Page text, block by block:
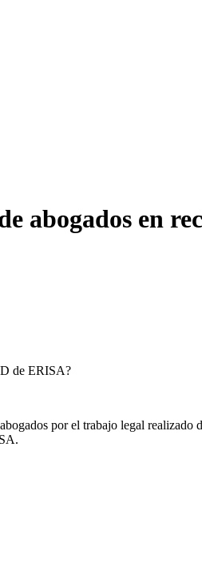
abogados en
de ERISA?
por el trabajo legal realizado